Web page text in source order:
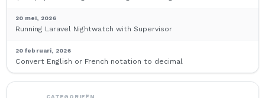
20 mei, 2026
Running Laravel Nightwatch with Supervisor
20 februari, 2026
Convert English or French notation to decimal
CATEGORIEËN